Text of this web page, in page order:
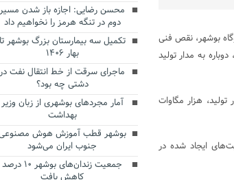
بوشهر، نقص فنی
به مدار تولید
هزار مگاوات
ایجاد شده در
محسن رضایی: اجازه باز شدن مسیر
دوم در تنگه هرمز را نخواهیم داد
تکمیل سه بیمارستان بزرگ بوشهر
بهار ۱۴۰۶
ماجرای سرقت از خط انتقال نفت در
دشتی چه بود؟
آمار مجردهای بوشهری از زبان وزیر
بهداشت
بوشهر قطب آموزش هوش
جنوب ایران می‌شود
جمعیت زندان‌های بوشهر ۱۰ درصد